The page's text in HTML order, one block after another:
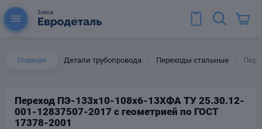
Главная Детали трубопровода Переходы стальные
Переход ПЭ-133х10-108х6-13ХФА ТУ 25.30.12-
001-12837507-2017 с геометрией по ГОСТ
17378-2001
для труб